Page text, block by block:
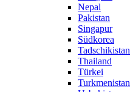
Nepal
Pakistan
Singapur
Südkorea
Tadschikistan
Thailand
Türkei
Turkmenistan